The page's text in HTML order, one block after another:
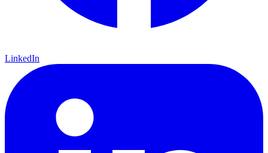
LinkedIn